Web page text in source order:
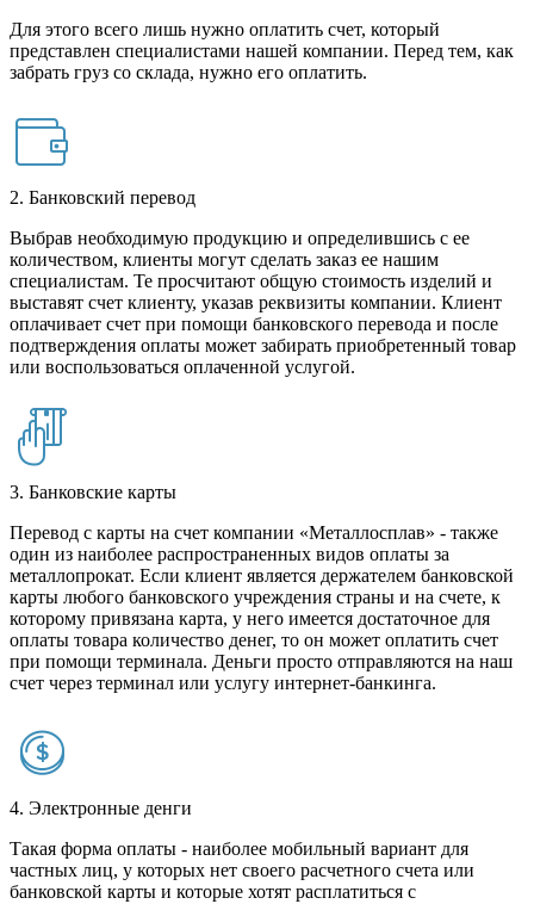
Для этого всего лишь нужно оплатить счет, который
представлен специалистами нашей компании. Перед тем, как
забрать груз со склада, нужно его оплатить.
2. Банковский перевод
Выбрав необходимую продукцию и определившись с ее
количеством, клиенты могут сделать заказ ее нашим
специалистам. Те просчитают общую стоимость изделий и
выставят счет клиенту, указав реквизиты компании. Клиент
оплачивает счет при помощи банковского перевода и после
подтверждения оплаты может забирать приобретенный товар
или воспользоваться оплаченной услугой.
3. Банковские карты
Перевод с карты на счет компании «Металлосплав» - также
один из наиболее распространенных видов оплаты за
металлопрокат. Если клиент является держателем банковской
карты любого банковского учреждения страны и на счете, к
которому привязана карта, у него имеется достаточное для
оплаты товара количество денег, то он может оплатить счет
при помощи терминала. Деньги просто отправляются на наш
счет через терминал или услугу интернет-банкинга.
4. Электронные денги
Такая форма оплаты - наиболее мобильный вариант для
частных лиц, у которых нет своего расчетного счета или
банковской карты и которые хотят расплатиться с